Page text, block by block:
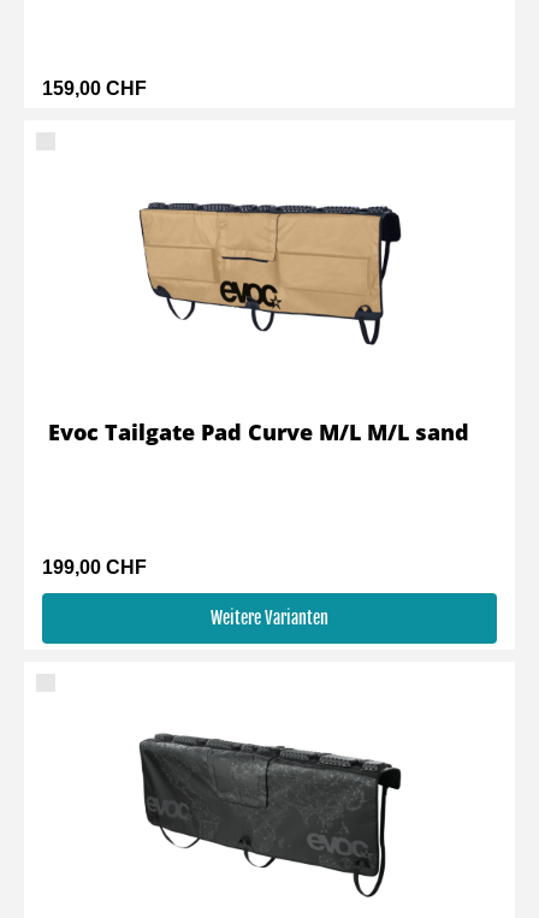
159,00 CHF
199,00 CHF
Weitere Varianten
Evoc Tailgate Pad Curve M/L M/L sand